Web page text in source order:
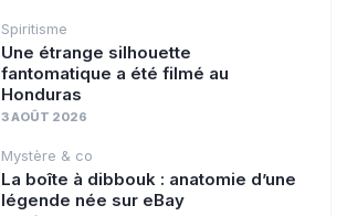
Spiritisme
Une étrange silhouette
fantomatique a été filmé au
Honduras
3 AOÛT 2026
Mystère & co
La boîte à dibbouk : anatomie d’une
légende née sur eBay